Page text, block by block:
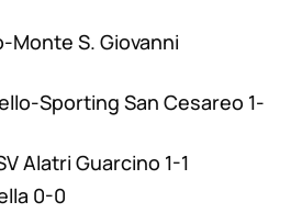
Monte S. Giovanni
Sporting San Cesareo 1-
Alatri Guarcino 1-1
0-0